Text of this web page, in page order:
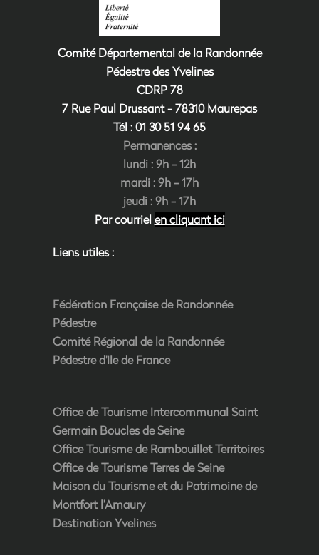
Comité Départemental de la Randonnée
Pédestre des Yvelines
CDRP 78
7 Rue Paul Drussant - 78310 Maurepas
Tél : 01 30 51 9465
Permanences :
lundi : 9h - 12h
mardi : 9h - 17h
jeudi : 9h - 17h
Par courrielen cliquant ici
Liens utiles :
Fédération Française de Randonnée
Pédestre
Comité Régional de la Randonnée
Pédestre d'Ile de France
Office de Tourisme Intercommunal Saint
Germain Boucles de Seine
Office Tourisme de Rambouillet Territoires
Office de Tourisme Terres de Seine
Maison du Tourisme et du Patrimoine de
Montfort l’Amaury
Destination Yvelines